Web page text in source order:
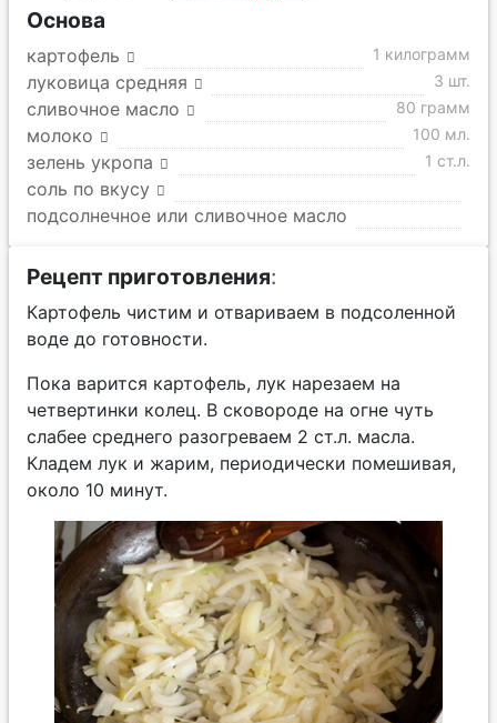
Основа
картофель 1 килограмм
луковица средняя 3 шт.
сливочное масло 80 грамм
молоко 100 мл.
зелень укропа 1 ст.л.
соль по вкусу
подсолнечное или сливочное масло
Рецепт приготовления:
Картофель чистим и отвариваем в подсоленной
воде до готовности.
Пока варится картофель, лук нарезаем на
четвертинки колец. В сковороде на огне чуть
слабее среднего разогреваем 2 ст.л. масла.
Кладем лук и жарим, периодически помешивая,
около 10 минут.